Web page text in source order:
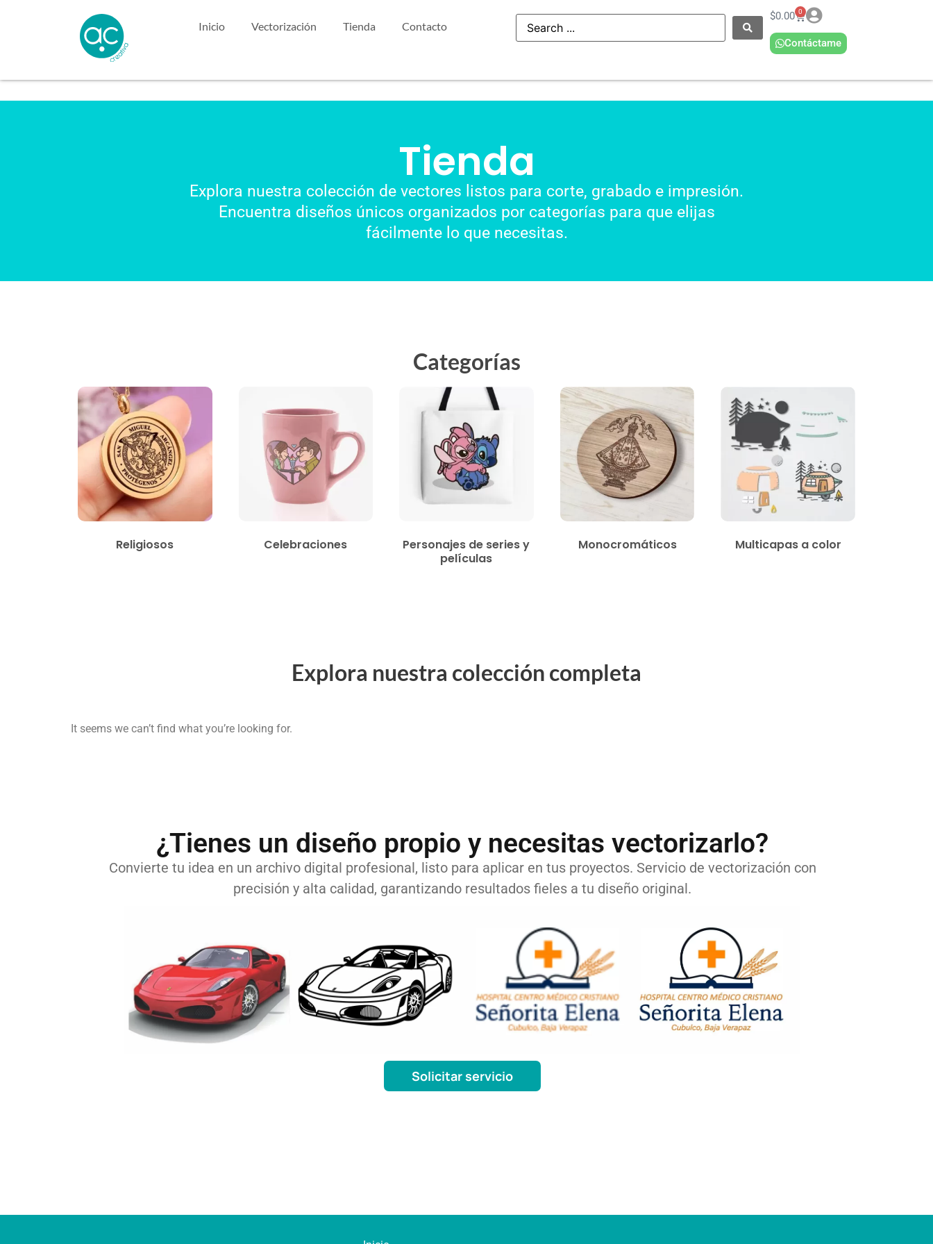
Inicio Vectorización Tienda Contacto
$0.00 0
Contáctame
Tienda
Explora nuestra colección de vectores listos para corte, grabado e impresión.
Encuentra diseños únicos organizados por categorías para que elijas
fácilmente lo que necesitas.
Categorías
Religiosos Celebraciones
Personajes de series y
películas
Monocromáticos Multicapas a color
Explora nuestra colección completa
It seems we can’t find what you’re looking for.
¿Tienes un diseño propio y necesitas vectorizarlo?
Convierte tu idea en un archivo digital profesional, listo para aplicar en tus proyectos. Servicio de vectorización con
precisión y alta calidad, garantizando resultados fieles a tu diseño original.
Solicitar servicio